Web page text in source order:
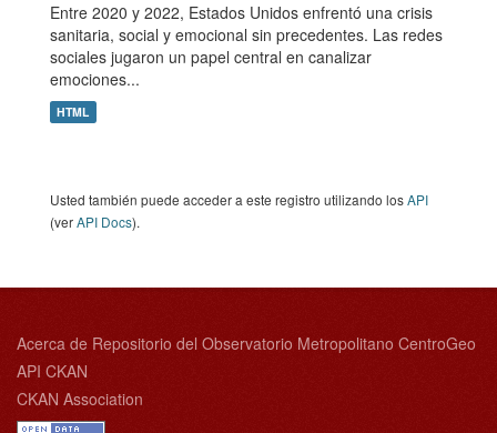
Entre 2020 y 2022, Estados Unidos enfrentó una crisis
sanitaria, social y emocional sin precedentes. Las redes
sociales jugaron un papel central en canalizar
emociones...
HTML
Usted también puede acceder a este registro utilizando losAPI
(verAPI Docs).
Acerca de Repositorio del Observatorio Metropolitano CentroGeo
API CKAN
CKAN Association